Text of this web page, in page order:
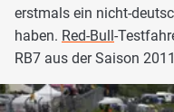
erstmals ein nicht-
haben. Red-Bull-
RB7 aus der Saison